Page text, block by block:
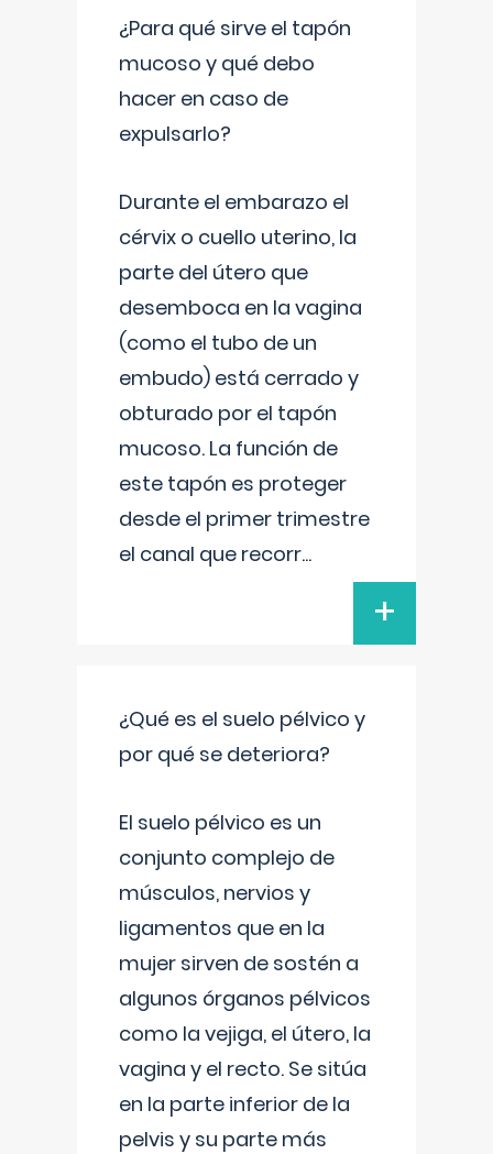
¿Para qué sirve el tapón
mucoso y qué debo
hacer en caso de
expulsarlo?
Durante el embarazo el
cérvix o cuello uterino, la
parte del útero que
desemboca en la vagina
(como el tubo de un
embudo) está cerrado y
obturado por el tapón
mucoso. La función de
este tapón es proteger
desde el primer trimestre
el canal que recorr...
+
¿Qué es el suelo pélvico y
por qué se deteriora?
El suelo pélvico es un
conjunto complejo de
músculos, nervios y
ligamentos que en la
mujer sirven de sostén a
algunos órganos pélvicos
como la vejiga, el útero, la
vagina y el recto. Se sitúa
en la parte inferior de la
pelvis y su parte más